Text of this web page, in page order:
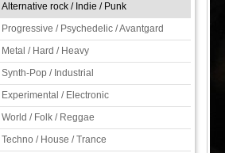
Alternative rock / Indie / Punk
Progressive / Psychedelic / Avantgard
Metal / Hard / Heavy
Synth-Pop / Industrial
Experimental / Electronic
World / Folk / Reggae
Techno / House / Trance